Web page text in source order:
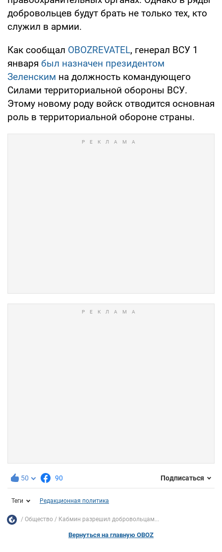
добровольцев будут брать не только тех, кто
служил в армии.
Как сообщал OBOZREVATEL, генерал ВСУ 1
января был назначен президентом
Зеленским на должность командующего
Силами территориальной обороны ВСУ.
Этому новому роду войск отводится основная
роль в территориальной обороне страны.
50 90 Подписаться
Теги Редакционная политика
Общество Кабмин разрешил добровольцам...
Вернуться на главную OBOZ